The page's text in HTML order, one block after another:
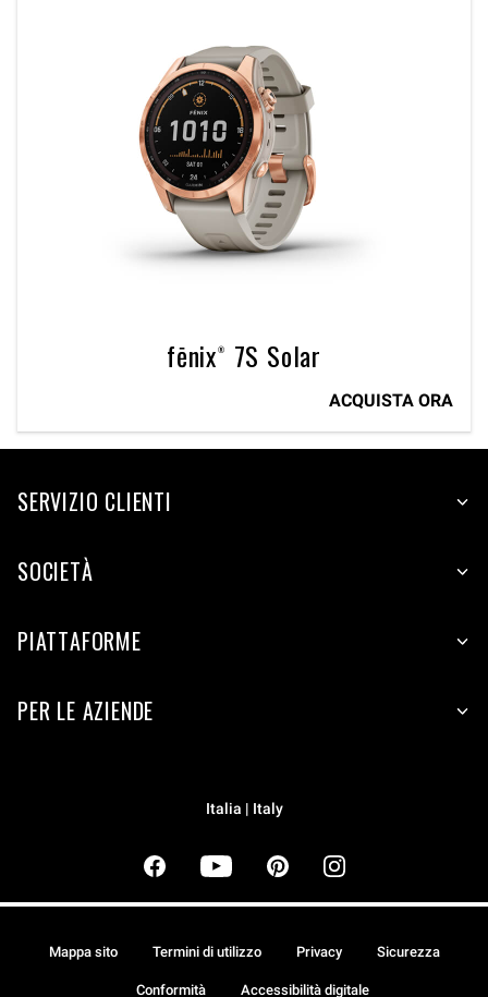
fēnix® 7S Solar
ACQUISTA ORA
SERVIZIO CLIENTI
SOCIETÀ
PIATTAFORME
PER LE AZIENDE
Italia | Italy
Mappa sito Termini di utilizzo Privacy Sicurezza
Conformità Accessibilità digitale